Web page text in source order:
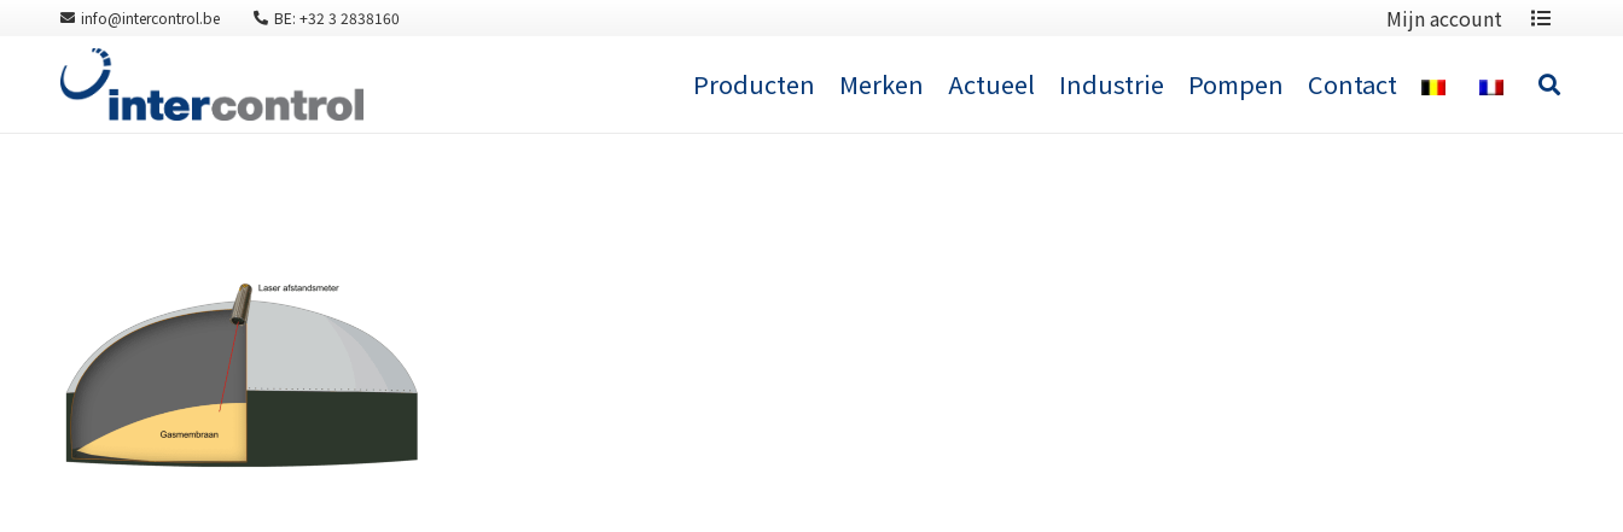
info@intercontrol.be BE: +32 3 2838160 Mijn account
Producten Merken Actueel Industrie Pompen Contact